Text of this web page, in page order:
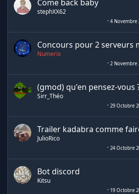
Come back baby
stephXX62
4 Novembre
Concours pour 2 serveurs
Numerix
2 Novembre
(gmod) qu'en pensez-vous
Sirr_Théo
29 Octobre
Trailer kadabra comme
JulioRico
24 Octobre
Bot discord
Kitsu
19 Octobre